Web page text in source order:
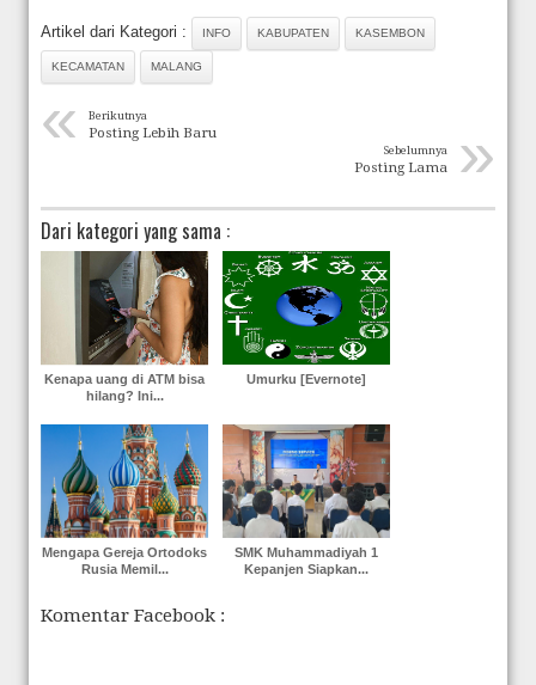
Artikel dari Kategori : INFO KABUPATEN KASEMBON
KECAMATAN MALANG
« Berikutnya
Posting Lebih Baru »
Sebelumnya
Posting Lama
Dari kategori yang sama :
Kenapa uang di ATM bisa
hilang? Ini...
Umurku [Evernote]
Mengapa Gereja Ortodoks
Rusia Memil...
SMK Muhammadiyah 1
Kepanjen Siapkan...
Komentar Facebook :